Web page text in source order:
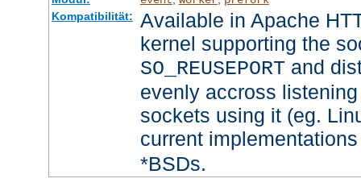
Kompatibilität:
Available in Apache
kernel supporting the
SO_REUSEPORT and
evenly accross
sockets using it (eg.
current
*BSDs.